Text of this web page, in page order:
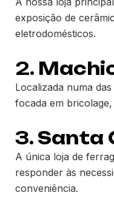
exposição de
eletrodomésticos.
2.
Localizada numa
focada em
3. Santa
A única loja de
responder às
conveniência.